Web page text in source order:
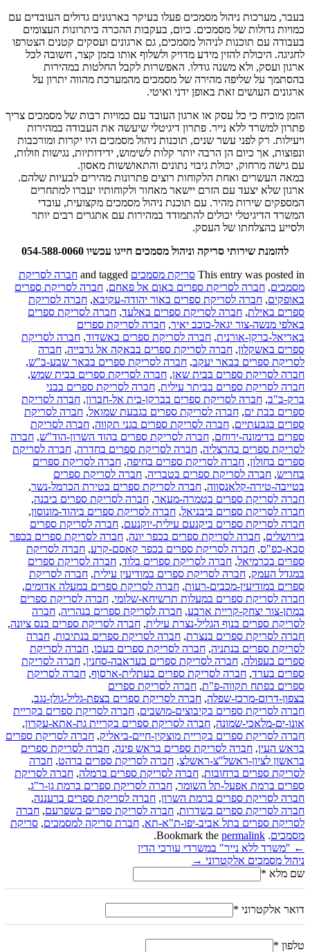
בעבר, מערכות ניהול מסמכים פעלו בעיקר בארגונים גדולים העובדים עם
כמויות גדולות של מסמכים. כיום, בעקבות ההכרה ביתרונות העצומים
בעבודה עם תוכנות לניהול מסמכים, גם ארגונים ועסקים קטנים הצטרפו
לחגיגה. היכולת להזין מידע מדויק ולשלוף אותו בזמן קצר, חשובה לכל
ארגון ועסק, ולא משנה גודלו. האפשרות לקבל החלטות במהירות
בהסתמך על שליפה מהירה של מסמכים מהמערכת מהווה יתרון על
ארגונים העושים זאת באופן ידני ואיטי.
הזמן מוכיח כי כל עסק או ארגון העובד עם כמויות רבות של מסמכים צריך
פתרון למשרד ללא נייר. פתרון דיגיטלי שיעשה את העבודה במהירות
ויעילות. רק לפני עשר שנים, תוכנות ניהול מסמכים היו יקרות ומורכבות
ונפוצות, אך כיום הן הרבה יותר קלות לשימוש, ידידותיות, נגישות וזולות,
עם גישה מרחוק, יכולת גיבוי נתונים והתאוששות מאסון.
במאה העשרים ואחת הלקוחות רוצים פתרונות מהירים לבעיות שלהם.
ארגון שלא יצעד עם הזרם יישאר מאחור ולקוחותיו יעברו למתחרים
המספקים שירות מהיר. עם תוכנת ניהול מסמכים מקצועית, עובדי
המשרד הדיגיטלי יכולים להתמודד במהירות עם אתגרים רבים יותר
ולסייע בהצלחתו של העסק.
להזמנת שירותי סריקה וניהול מסמכים חייגו עכשיו 054-588-0060
This entry was posted in סריקת מסמכים
חברה לסריקת
מסמכים, חברה לסריקת ספרים באום אל פאחם, חברה לסריקת ספרים
באופקים, חברה לסריקת ספרים באור יהודה-עקיבא, חברה לסריקת
ספרים באילת, חברה לסריקת ספרים באלעד, חברה לסריקת ספרים
באלפי מנשה-צור יגאל-כוכב יאיר, חברה לסריקת ספרים
באריאל-ברקן-אורנית, חברה לסריקת ספרים באשדוד, חברה לסריקת
ספרים באשקלון, חברה לסריקת ספרים בבאקה אל גרבייה, חברה
לסריקת ספרים בבאר יעקב, חברה לסריקת ספרים בבאר שבע-ב"ש,
חברה לסריקת ספרים בבית שאן, חברה לסריקת ספרים בבית שמש,
חברה לסריקת ספרים בביתר עילית, חברה לסריקת ספרים בבני
ברק-ב"ב, חברה לסריקת ספרים בברקן-בית אל-חברון, חברה לסריקת
ספרים בבת ים, חברה לסריקת ספרים בגבעת שמואל, חברה לסריקת
ספרים בגבעתיים, חברה לסריקת ספרים בגני תקווה, חברה לסריקת
ספרים בדימונה-ירוחם, חברה לסריקת ספרים בהוד השרון-הוד"ש, חברה
לסריקת ספרים בהרצליה, חברה לסריקת ספרים בחדרה, חברה לסריקת
ספרים בחולון, חברה לסריקת ספרים בחיפה, חברה לסריקת ספרים
בחריש, חברה לסריקת ספרים בטבריה, חברה לסריקת ספרים
בטייבה-טירה-קלאנסווה, חברה לסריקת ספרים בטירת הכרמל-נשר,
חברה לסריקת ספרים בטמרה-מעאר, חברה לסריקת ספרים ביבנה,
חברה לסריקת ספרים ביבניאל, חברה לסריקת ספרים ביהוד-מונוסון,
חברה לסריקת ספרים ביקנעם עילית-יוקנעם, חברה לסריקת ספרים
בירושלים, חברה לסריקת ספרים בכפר יונה, חברה לסריקת ספרים בכפר
סבא-כפ"ס, חברה לסריקת ספרים בכפר קאסם-קרע, חברה לסריקת
ספרים בכרמיאל, חברה לסריקת ספרים בלוד, חברה לסריקת ספרים
במגדל העמק, חברה לסריקת ספרים במודיעין עילית, חברה לסריקת
ספרים במודיעין-מכבים-רעות, חברה לסריקת ספרים במעלה אדומים,
חברה לסריקת ספרים במעלות תרשיחא-שלומי, חברה לסריקת ספרים
במתן-צור יצחק-קריית ארבע, חברה לסריקת ספרים בנהריה, חברה
לסריקת ספרים בנוף הגליל-נצרת עילית, חברה לסריקת ספרים בנס ציונה,
חברה לסריקת ספרים בנצרת, חברה לסריקת ספרים בנתיבות, חברה
לסריקת ספרים בנתניה, חברה לסריקת ספרים בעכו, חברה לסריקת
ספרים בעפולה, חברה לסריקת ספרים בעראבה-סחנין, חברה לסריקת
ספרים בערד, חברה לסריקת ספרים בעתלית-ארסוף, חברה לסריקת
ספרים בפתח תקווה-פ"ת, חברה לסריקת ספרים
בצפון-דרום-מרכז-שפלה, חברה לסריקת ספרים בצפת-גליל-גולן-נגב,
חברה לסריקת ספרים בקיבוצים-מושבים, חברה לסריקת ספרים בקריית
אונו-ים-מלאכי-שמונה, חברה לסריקת ספרים בקריית גת-אתא-עקרון,
חברה לסריקת ספרים בקריית מוצקין-חיים-ביאליק, חברה לסריקת ספרים
בראש העין, חברה לסריקת ספרים בראש פינה, חברה לסריקת ספרים
בראשון לציון-ראשל"צ-ראשלצ, חברה לסריקת ספרים ברהט, חברה
לסריקת ספרים ברחובות, חברה לסריקת ספרים ברמלה, חברה לסריקת
ספרים ברמת אפעל-תל השומר, חברה לסריקת ספרים ברמת גן-ר"ג,
חברה לסריקת ספרים ברמת השרון, חברה לסריקת ספרים ברעננה,
חברה לסריקת ספרים בשדרות, חברה לסריקת ספרים בשפרעם, חברה
לסריקת ספרים בתל אביב-יפו-ת"א-תא, חברת סריקה למסמכים, סריקת
מסמכים. Bookmark the
permalink
.
ניווט
← "משרד ללא נייר" במשרדי עורכי הדין
ניהול מסמכים אלקטרוני →
שם מלא *
דואר אלקטרוני *
טלפון *